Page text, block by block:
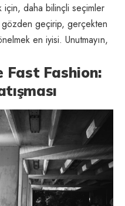
için, daha bilinçli seçimler
gözden geçirip, gerçekten
en iyisi. Unutmayın,
Fast Fashion: